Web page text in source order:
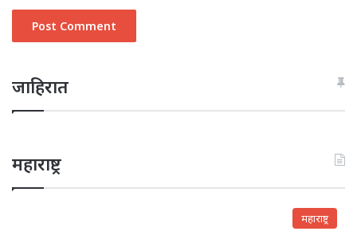
जाहिरात
महाराष्ट्र
महाराष्ट्र